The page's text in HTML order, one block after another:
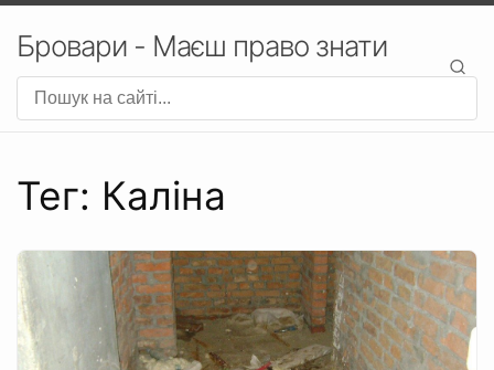
Бровари - Маєш право знати
Тег: Каліна